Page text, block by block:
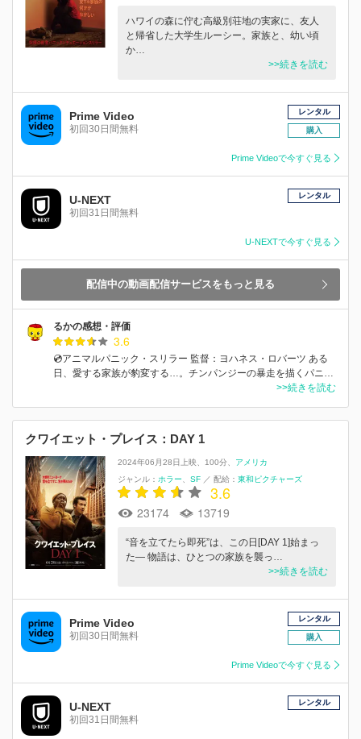
ハワイの森に佇む高級別荘地の実家に、友人
と帰省した大学生ルーシー。家族と、幼い頃
か…
>>続きを読む
Prime Video
初回30日間無料
レンタル
購入
Prime Videoで今すぐ見る
U-NEXT
初回31日間無料
レンタル
U-NEXTで今すぐ見る
配信中の動画配信サービスをもっと見る
るかの感想・評価
3.6
💿アニマルパニック・スリラー 監督：ヨハネス・ロバーツ ある
日、愛する家族が豹変する…。チンパンジーの暴走を描くパニ…
>>続きを読む
クワイエット・プレイス：DAY 1
2024年06月28日上映 100分
アメリカ
ジャンル： ホラー SF ／ 配給： 東和ピクチャーズ
3.6
23174 13719
“音を立てたら即死”は、この日[DAY 1]始まっ
た― 物語は、ひとつの家族を襲っ…
>>続きを読む
Prime Video
初回30日間無料
レンタル
購入
Prime Videoで今すぐ見る
U-NEXT
初回31日間無料
レンタル